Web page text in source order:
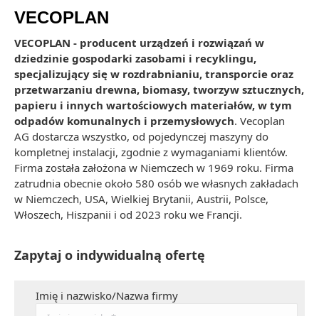
VECOPLAN
VECOPLAN - producent urządzeń i rozwiązań w
dziedzinie gospodarki zasobami i recyklingu,
specjalizujący się w rozdrabnianiu, transporcie oraz
przetwarzaniu drewna, biomasy, tworzyw sztucznych,
papieru i innych wartościowych materiałów, w tym
odpadów komunalnych i przemysłowych. Vecoplan
AG dostarcza wszystko, od pojedynczej maszyny do
kompletnej instalacji, zgodnie z wymaganiami klientów.
Firma została założona w Niemczech w 1969 roku. Firma
zatrudnia obecnie około 580 osób we własnych zakładach
w Niemczech, USA, Wielkiej Brytanii, Austrii, Polsce,
Włoszech, Hiszpanii i od 2023 roku we Francji.
Zapytaj o indywidualną ofertę
Imię i nazwisko/Nazwa firmy